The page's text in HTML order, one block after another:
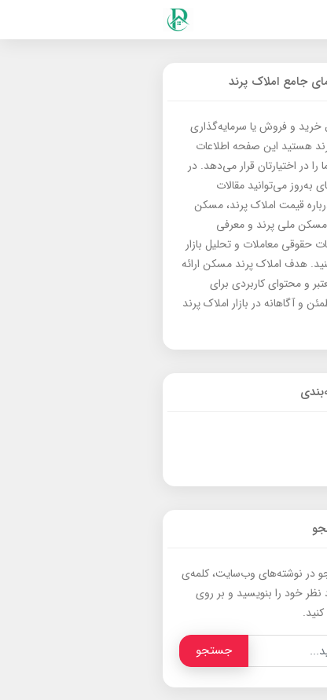
جامع املاک پرند
خرید و فروش یا سرمایه‌گذاری
هستید این صفحه اطلاعات
را در اختیارتان قرار می‌دهد. در
به‌روز می‌توانید مقالات
قیمت املاک پرند، مسکن
مسکن ملی پرند و معرفی
حقوقی معاملات و تحلیل بازار
هدف املاک پرند مسکن ارائه
و محتوای کاربردی برای
و آگاهانه در بازار املاک پرند
در نوشته‌های وب‌سایت، کلمه‌ی
نظر خود را بنویسید و بر روی
جستجو